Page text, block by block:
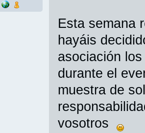
Esta semana
hayáis
asociación
durante el
muestra de
vosotros